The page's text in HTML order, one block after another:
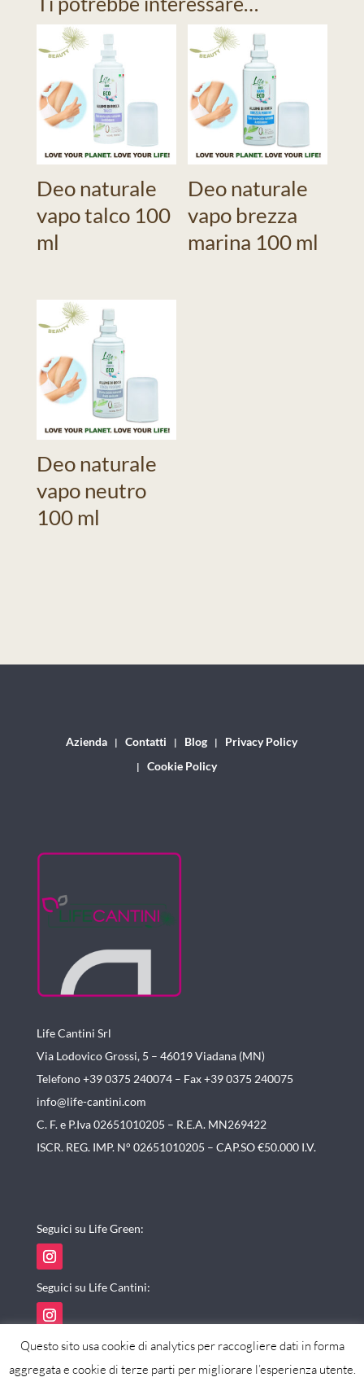
Deo naturale
vapo talco 100
ml
Deo naturale
vapo brezza
marina 100 ml
Deo naturale
vapo neutro
100 ml
Azienda Contatti Blog
Privacy Policy
Cookie Policy
Life Cantini Srl
Via Lodovico Grossi, 5 – 46019Viadana (MN)
Telefono +39 0375 240074 – Fax +39 0375 240075
info@life-cantini.com
C. F. e P.Iva 02651010205 – R.E.A. MN269422
ISCR. REG. IMP. N° 02651010205 – CAP.SO €50.000 I.V.
Seguici su Life Green:
Seguici su Life Cantini:
Questo sito usa cookie di analytics per raccogliere dati in forma
aggregata e cookie di terze parti per migliorare l’esperienza utente.